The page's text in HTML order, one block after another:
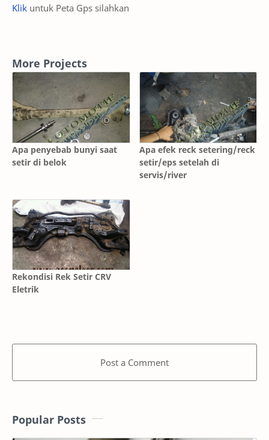
Klik untuk Peta Gps silahkan
More Projects
Apa penyebab bunyi saat
setir di belok
Apa efek reck setering/reck
setir/eps setelah di
servis/river
Rekondisi Rek Setir CRV
Eletrik
Post a Comment
Popular Posts